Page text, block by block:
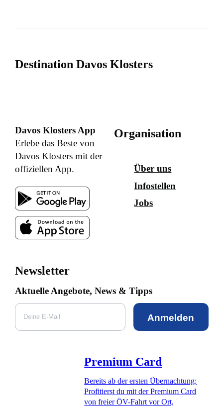
Destination Davos Klosters
Davos Klosters App
Erlebe das Beste von
Davos Klosters mit der
offiziellen App.
Organisation
Über uns
Infostellen
Jobs
Newsletter
Aktuelle Angebote, News & Tipps
Anmelden
Premium Card
Bereits ab der ersten Übernachtung:
Profitierst du mit der Premium Card
von freier ÖV-Fahrt vor Ort,